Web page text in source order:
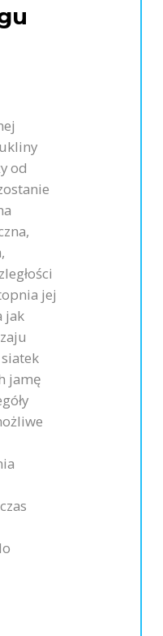
od
jej
jak
jamę